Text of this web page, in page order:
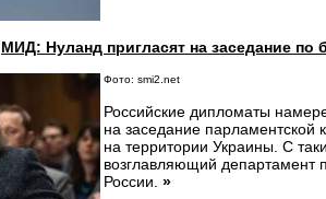
МИД: Нуланд пригласят на заседание
Фото: smi2.net
Российские дипломаты
на заседание
на территории Украины. С
возглавляющий департамент
России. »